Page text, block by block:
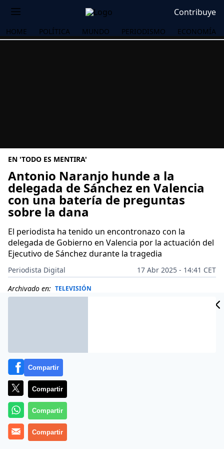
Contribuye
HOME POLÍTICA MUNDO PERIODISMO ECONOMÍA
EN 'TODO ES MENTIRA'
Antonio Naranjo hunde a la
delegada de Sánchez en Valencia
con una batería de preguntas
sobre la dana
El periodista ha tenido un encontronazo con la
delegada de Gobierno en Valencia por la actuación del
Ejecutivo de Sánchez durante la tragedia
Periodista Digital
17 Abr 2025 - 14:41 CET
Archivado en: TELEVISIÓN
Compartir
Compartir
Compartir
Compartir